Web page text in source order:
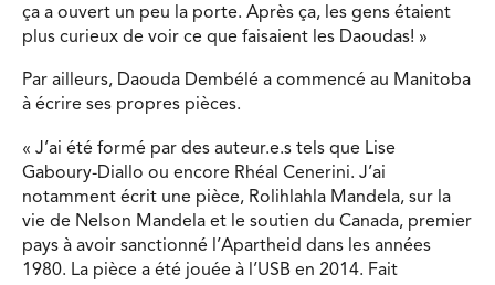
ça a ouvert un peu la porte. Après ça, les gens étaient
plus curieux de voir ce que faisaient les Daoudas! »
Par ailleurs, Daouda Dembélé a commencé au Manitoba
à écrire ses propres pièces.
« J’ai été formé par des auteur.e.s tels que Lise
Gaboury-Diallo ou encore Rhéal Cenerini. J’ai
notamment écrit une pièce, Rolihlahla Mandela, sur la
vie de Nelson Mandela et le soutien du Canada, premier
pays à avoir sanctionné l’Apartheid dans les années
1980. La pièce a été jouée à l’USB en 2014. Fait